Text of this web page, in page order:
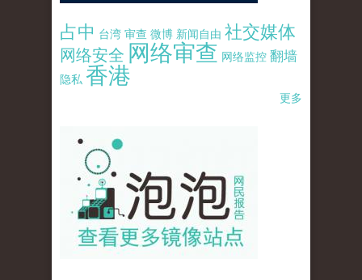
占中 台湾 审查 微博 新闻自由 社交媒体
网络安全 网络审查 网络监控 翻墙
隐私 香港
更多
pao-pao-banner-mirror-site-120814.jpg